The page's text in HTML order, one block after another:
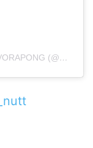
A POST SHARED BY NISAMANEE LERTVORAPONG (@NISAMANEE_NUTT)